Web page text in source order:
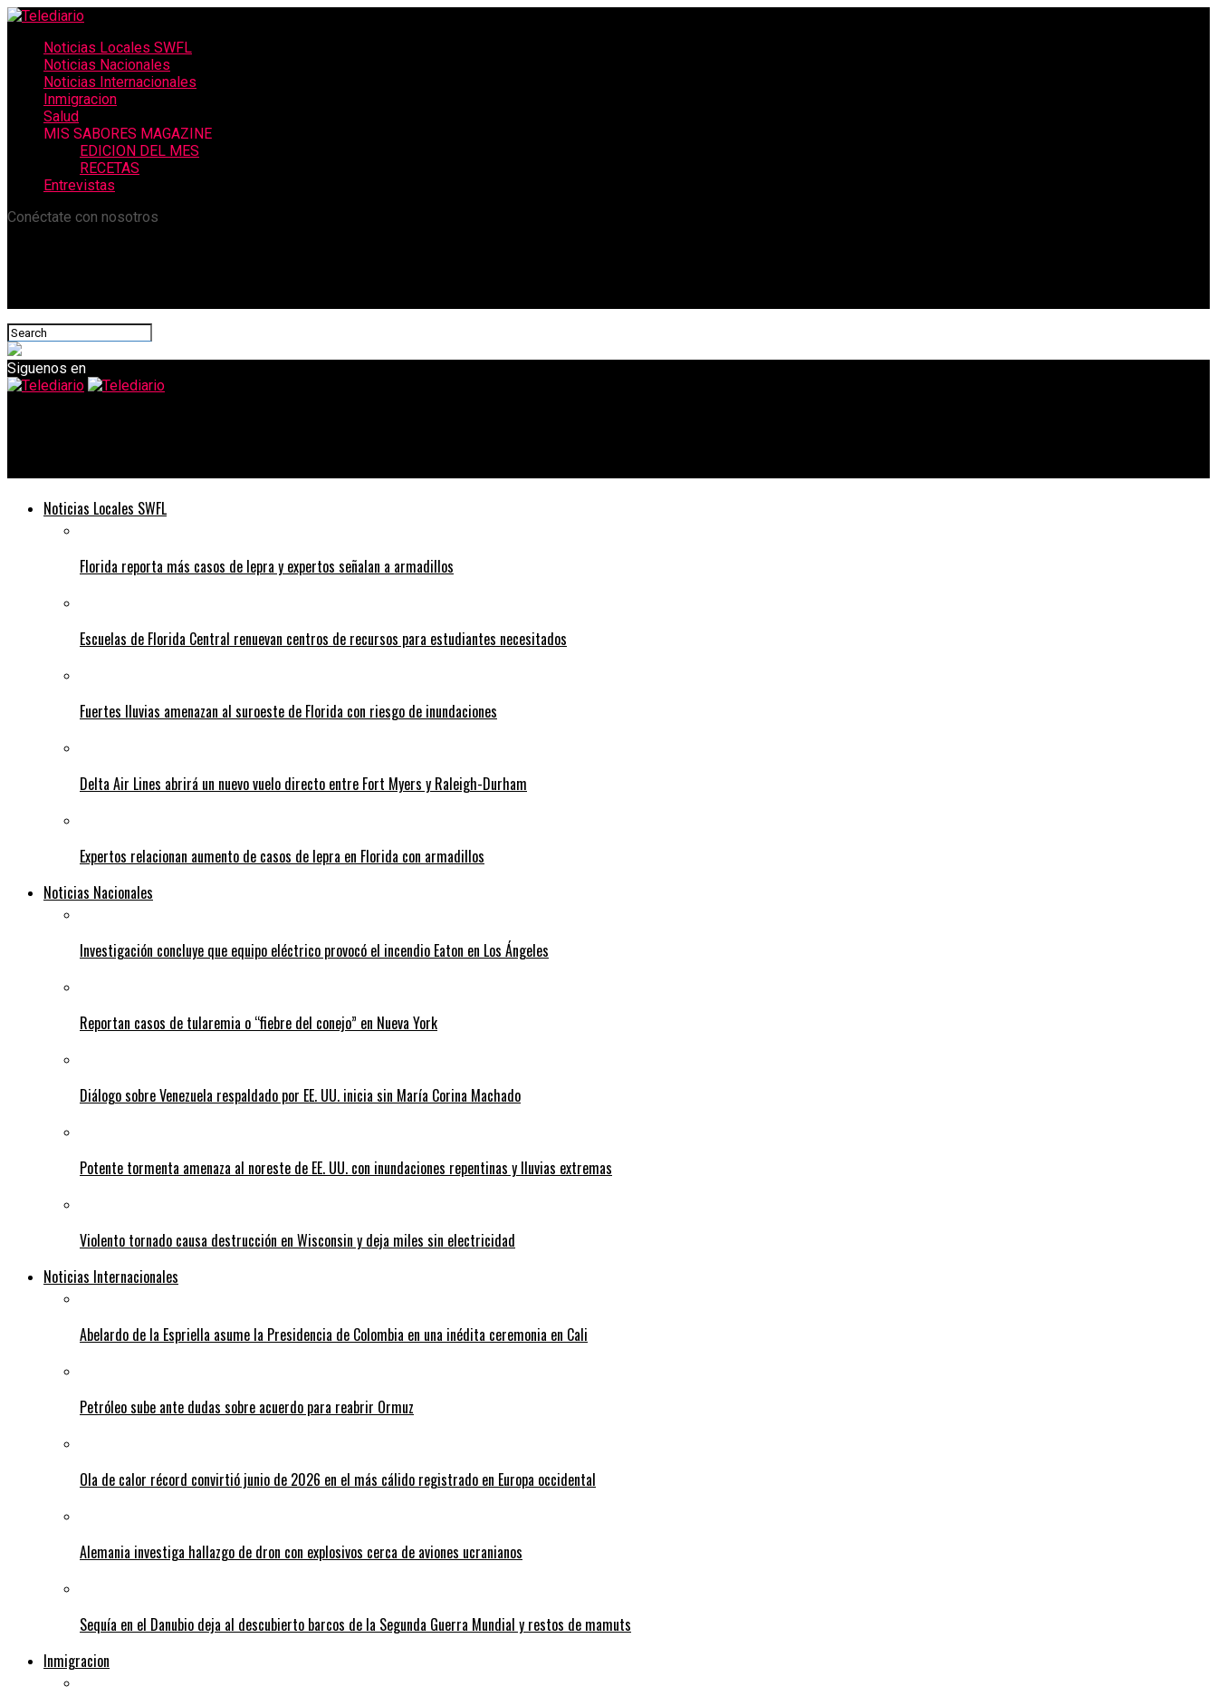
Noticias Locales SWFL
Noticias Nacionales
Noticias Internacionales
Inmigracion
Salud
MIS SABORES MAGAZINE
EDICION DEL MES
RECETAS
Entrevistas
Conéctate con nosotros
Siguenos en
Noticias Locales SWFL
Florida reporta más casos de lepra y expertos señalan a armadillos
Escuelas de Florida Central renuevan centros de recursos para estudiantes necesitados
Fuertes lluvias amenazan al suroeste de Florida con riesgo de inundaciones
Delta Air Lines abrirá un nuevo vuelo directo entre Fort Myers y Raleigh-Durham
Expertos relacionan aumento de casos de lepra en Florida con armadillos
Noticias Nacionales
Investigación concluye que equipo eléctrico provocó el incendio Eaton en Los Ángeles
Reportan casos de tularemia o “fiebre del conejo” en Nueva York
Diálogo sobre Venezuela respaldado por EE. UU. inicia sin María Corina Machado
Potente tormenta amenaza al noreste de EE. UU. con inundaciones repentinas y lluvias extremas
Violento tornado causa destrucción en Wisconsin y deja miles sin electricidad
Noticias Internacionales
Abelardo de la Espriella asume la Presidencia de Colombia en una inédita ceremonia en Cali
Petróleo sube ante dudas sobre acuerdo para reabrir Ormuz
Ola de calor récord convirtió junio de 2026 en el más cálido registrado en Europa occidental
Alemania investiga hallazgo de dron con explosivos cerca de aviones ucranianos
Sequía en el Danubio deja al descubierto barcos de la Segunda Guerra Mundial y restos de mamuts
Inmigracion